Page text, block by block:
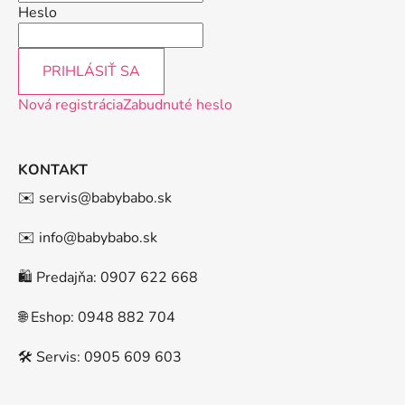
Heslo
PRIHLÁSIŤ SA
Nová registráciaZabudnuté heslo
KONTAKT
✉️ servis@babybabo.sk
✉️ info@babybabo.sk
🛍️ Predajňa: 0907 622 668
🌐 Eshop: 0948 882 704
🛠️ Servis: 0905 609 603